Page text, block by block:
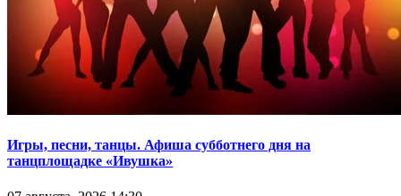
Игры, песни, танцы. Афиша субботнего дня на
танцплощадке «Ивушка»